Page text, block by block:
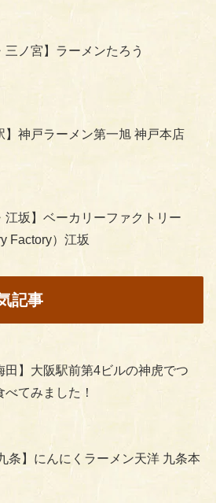
三ノ宮】ラーメンたろう
】神戸ラーメン第一旭 神戸本店
江坂】ベーカリーファクトリー
Factory）江坂
記事
田】大阪駅前第4ビルの神虎でつ
べてみました！
条】にんにくラーメン天洋 九条本